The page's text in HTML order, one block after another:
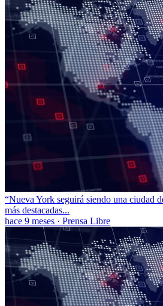
“Nueva York seguirá siendo una ciudad
más destacadas...
hace 9 meses · Prensa Libre